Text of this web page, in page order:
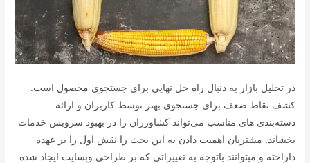
در تحلیل بازار به دنبال راه حل نهایی برای جستجوی محصول است.
کشف نقاط ضعف برای جستجوی بهتر توسط کاربران و ارائه
دسته‌بندی های مناسب می‌تواند کشاورزان را در بهبود سرویس خدمات
بخشاند. مشتریان اهمیت دادن به این بحث را نقش اول را بر عهده
داراخته و میتوانند باتوجه به تغییراتی که بر طراحی وبسایت ایجاد شده